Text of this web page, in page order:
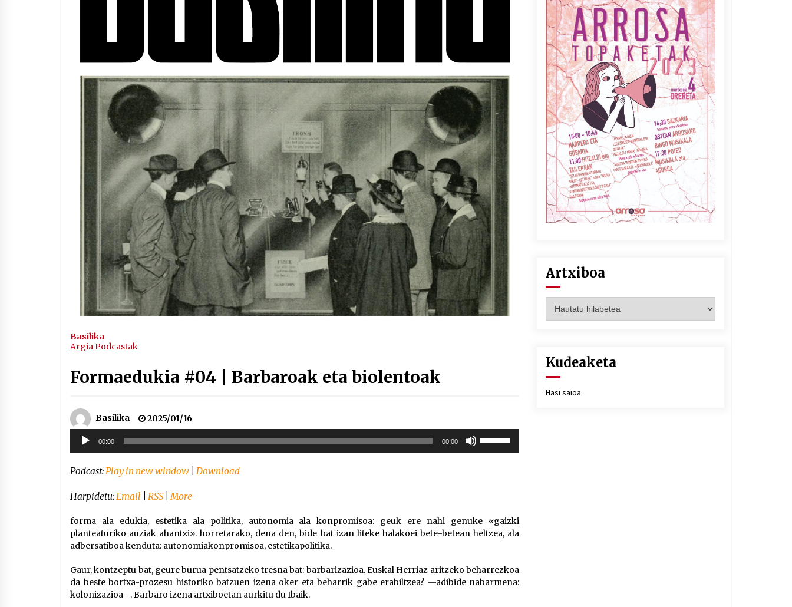
Arrosaren IX. Topaketak –
Azaroak 6 Iurretan Arrosa
sarearen IX. topaketak
2021/10/04
urteez
2021/07/22
2021/07/16
Berria egunkarian
elkarrizketa Arrosaren 20
urteez
2021/07/06
Hala Bedi irratiko Hizpidea
saioan Arrosaren 20 urteez
2021/07/03
Zebrabidearen denboraldi
amaiera EHZtik
2021/07/01
Arrosaren laburpen bideoa
Hamaika Telebistaren eskutik
2021/06/30
Basilika
Argia Podcastak
Formaedukia #04 | Barbaroak eta biolentoak
Basilika
2025/01/16
Soinu
erreproduzigailua
00:00 00:00
jaisteko.
Podcast:Play in new window Download
Harpidetu:Email RSS |More
forma ala edukia, estetika ala politika, autonomia ala konpromisoa: geuk ere nahi genuke «gaizki
planteaturiko auziak ahantzi». horretarako, dena den, bide bat izan liteke halakoei bete-betean heltzea, ala
adbersatiboa kenduta: autonomiakonpromisoa, estetikapolitika.
Gaur, kontzeptu bat, geure burua pentsatzeko tresna bat: barbarizazioa. Euskal Herriaz aritzeko beharrezkoa
da beste bortxa-prozesu historiko batzuen izena oker eta beharrik gabe erabiltzea? —adibide nabarmena:
kolonizazioa—. Barbaro izena artxiboetan aurkitu du Ibaik.
Artxiboa
Kudeaketa
Hasi saioa